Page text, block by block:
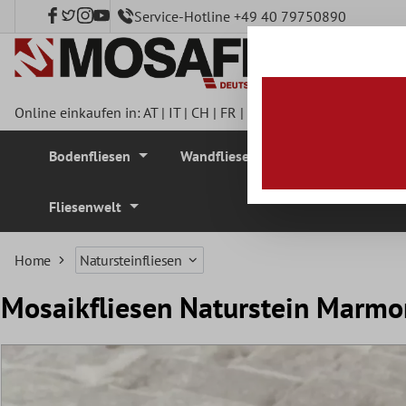
springen Service-Hotline +49 40 79750890
Online einkaufen in:AT| IT| CH | FR |
Bodenfliesen Wandfliesen
Fliesenwelt
Home Natursteinfliesen
Mosaikfliesen Naturstein